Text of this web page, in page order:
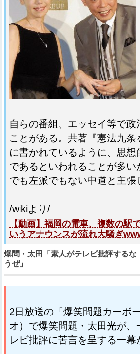
自らの番組、エッセイ等で政
ことがある。共著『憲法九条
に書かれているように、思想
であるといわれることが多い
でも左派でもない中道と主張
/wikiより/
【動画】福岡の電車、複数の駅
いうアナウンスが流れ大騒ぎ
爆問・太田「素人がテレビ批評するな
うぜ」
2日放送の「爆笑問題カーボ
オ）で爆笑問題・太田光が、
レビ批評に苦言を呈する一幕